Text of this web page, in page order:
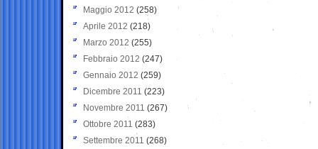
Maggio 2012 (258)
Aprile 2012 (218)
Marzo 2012 (255)
Febbraio 2012 (247)
Gennaio 2012 (259)
Dicembre 2011 (223)
Novembre 2011 (267)
Ottobre 2011 (283)
Settembre 2011 (268)